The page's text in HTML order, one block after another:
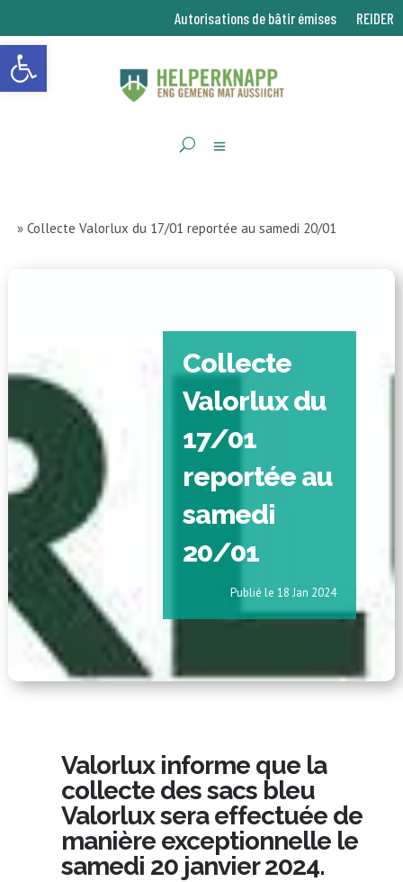
Ouvrir la barre d’outils
Autorisations de bâtir émises REIDER
» Collecte Valorlux du 17/01 reportée au samedi 20/01
Collecte
Valorlux du
17/01
reportée au
samedi
20/01
18 Jan 2024
Valorlux informe que la
collecte des sacs bleu
Valorlux sera effectuée de
manière exceptionnelle le
samedi 20 janvier 2024.